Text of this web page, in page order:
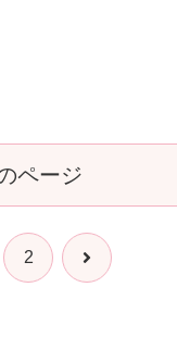
ページ
2 次